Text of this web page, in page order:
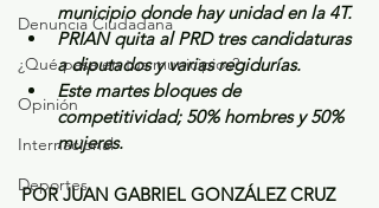
Denuncia Ciudadana
¿Qué pasa en tus municipios?
Opinión
Internacional
Deportes
municipio donde hay unidad en la 4T.
PRIAN quita al PRD tres candidaturas
a diputados y varias regidurías.
Este martes bloques de
competitividad; 50% hombres y 50%
mujeres.
POR JUAN GABRIEL GONZÁLEZ CRUZ